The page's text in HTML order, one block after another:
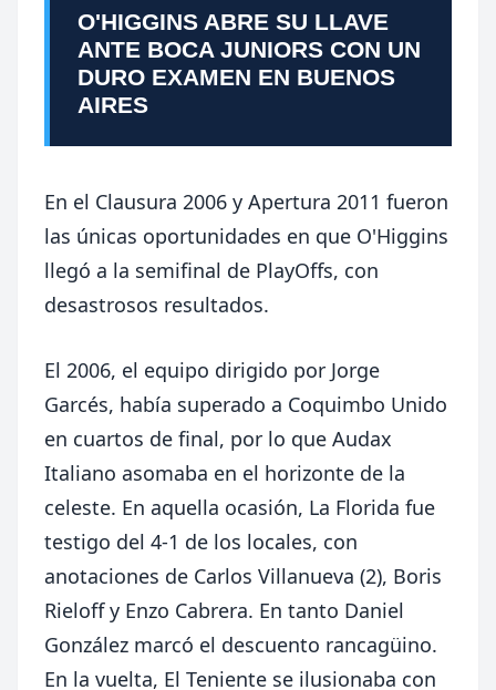
O'HIGGINS ABRE SU LLAVE
ANTE BOCA JUNIORS CON UN
DURO EXAMEN EN BUENOS
AIRES
En el Clausura 2006 y Apertura 2011 fueron
las únicas oportunidades en que O'Higgins
llegó a la semifinal de PlayOffs, con
desastrosos resultados.
El 2006, el equipo dirigido por Jorge
Garcés, había superado a Coquimbo Unido
en cuartos de final, por lo que Audax
Italiano asomaba en el horizonte de la
celeste. En aquella ocasión, La Florida fue
testigo del 4-1 de los locales, con
anotaciones de Carlos Villanueva (2), Boris
Rieloff y Enzo Cabrera. En tanto Daniel
González marcó el descuento rancagüino.
En la vuelta, El Teniente se ilusionaba con